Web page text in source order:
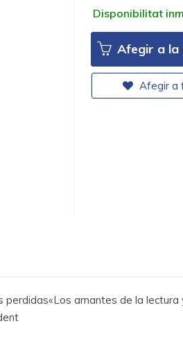
Disponibilitat
Afegir a la
Afegir a
perdidas«Los amantes de la lectura